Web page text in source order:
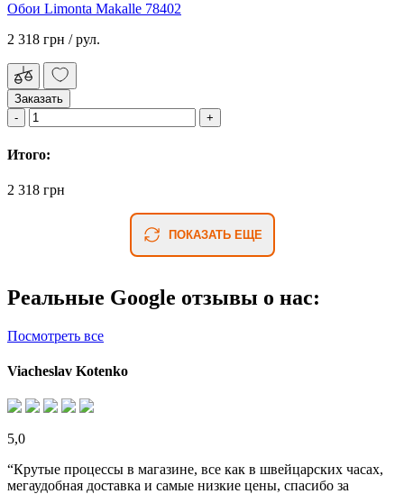
Обои Limonta Makalle 78402
2 318 грн / рул.
Заказать
Итого:
2 318 грн
ПОКАЗАТЬ ЕЩЕ
Реальные Google отзывы о нас:
Посмотреть все
Viacheslav Kotenko
5,0
“Крутые процессы в магазине, все как в швейцарских часах,
мегаудобная доставка и самые низкие цены, спасибо за